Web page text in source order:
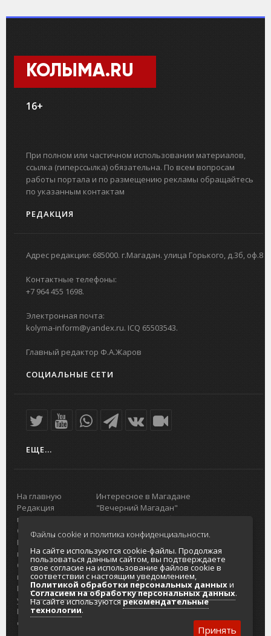
КОЛЫМА.RU
16+
При полном или частичном использовании материалов,
ссылка (гиперссылка) обязательна. По всем вопросам
работы портала и по размещению рекламы обращайтесь
по указанным контактам
РЕДАКЦИЯ
Адрес редакции: 685000. г.Магадан. улица Горького, д.3б, оф.8
Контактные телефоны:
+7 964 455 1698.
Электронная почта:
kolyma-inform@yandex.ru. ICQ 65503543.
Главный редактор Ф.А.Жаров
СОЦИАЛЬНЫЕ СЕТИ
ЕЩЕ...
На главную
Редакция
портала
О проекте
Реклама на
портале
Отзывы и
предложения
Интернет-
услуги
Разработка
сайтов
Интересное в Магадане
"Вечерний Магадан"
Реклама
Главный туристический портал
Колымы
Политика в отношении обработки
персональных данных
Согласие на обработку персональных
данных
Файлы cookie и политика конфиденциальности.
На сайте используются cookie-файлы. Продолжая
пользоваться данным сайтом, вы подтверждаете
свое согласие на использование файлов cookie в
соответствии с настоящим уведомлением,
Политикой обработки персональных данныхи
Согласием на обработку персональных данных.
На сайте используютсярекомендательные
технологии.
Принять